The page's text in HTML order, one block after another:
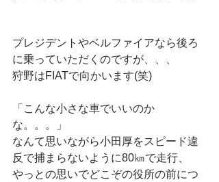
プレジデントやベルファイアなら後ろ
に乗っていただくのですが、、、
狩野はFIATで向かいます(笑)
「こんな小さな車でいいのか
な。。。」
なんて思いながら小田厚をスピード違
反で捕まらないように80㎞で走行、
やっとの思いでどこぞの役所の前につ